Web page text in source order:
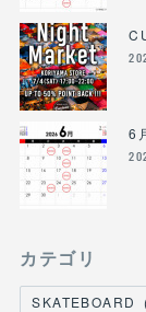
6
カテゴリ
SKATEBOARD